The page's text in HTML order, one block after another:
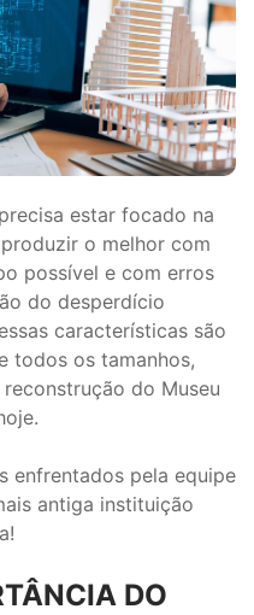
estar focado na
o melhor com
possível e com erros
do desperdício
características são
todos os tamanhos,
do Museu
enfrentados pela equipe
antiga instituição
DO